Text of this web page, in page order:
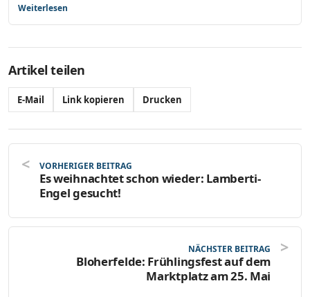
Weiterlesen
Artikel teilen
E-Mail Link kopieren Drucken
VORHERIGER BEITRAG
Es weihnachtet schon wieder: Lamberti-
Engel gesucht!
NÄCHSTER BEITRAG
Bloherfelde: Frühlingsfest auf dem
Marktplatz am 25. Mai